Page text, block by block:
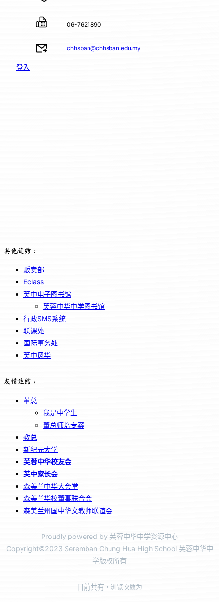
06-7621890
chhsban@chhsban.edu.my
登入
其他连结：
贩卖部
Eclass
芙中电子图书馆
芙蓉中华中学图书馆
行政SMS系统
联课处
国际事务处
芙中风华
友情连结：
董总
我是中学生
董总师培专案
教总
新纪元大学
芙蓉中华校友会
芙中家长会
森美兰中华大会堂
森美兰华校董事联合会
森美兰州国中华文教师联谊会
Proudly powered by 芙蓉中华中学资源中心
Copyright©2023 Seremban Chung Hua High School 芙蓉中华中
学版权所有
目前共有 ，浏览次数为